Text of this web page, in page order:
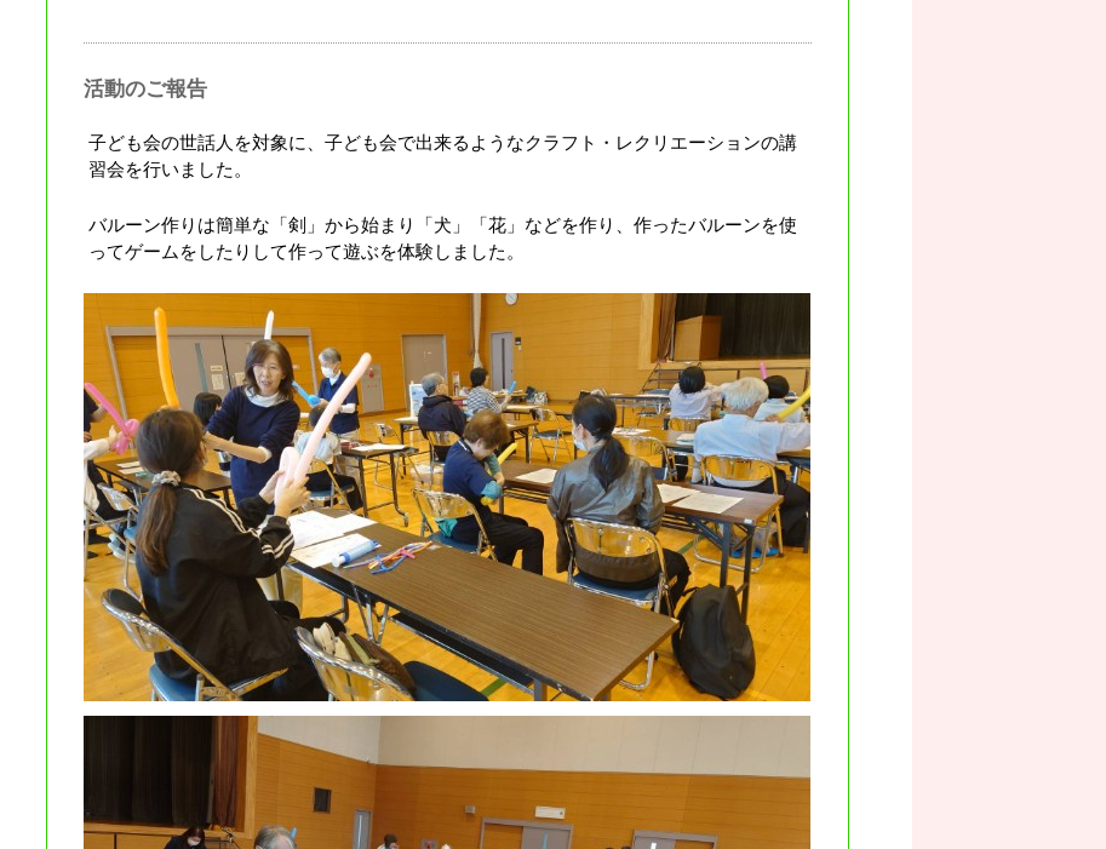
活動のご報告
子ども会の世話人を対象に、子ども会で出来るようなクラフト・レクリエーションの講
習会を行いました。
バルーン作りは簡単な「剣」から始まり「犬」「花」などを作り、作ったバルーンを使
ってゲームをしたりして作って遊ぶを体験しました。